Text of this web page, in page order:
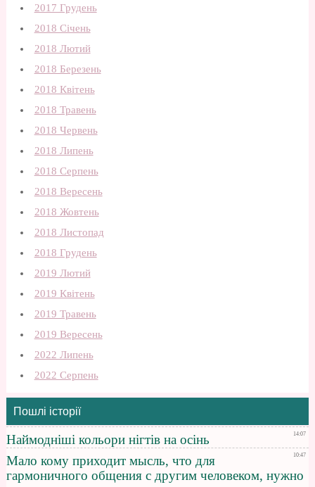
2017 Грудень
2018 Січень
2018 Лютий
2018 Березень
2018 Квітень
2018 Травень
2018 Червень
2018 Липень
2018 Серпень
2018 Вересень
2018 Жовтень
2018 Листопад
2018 Грудень
2019 Лютий
2019 Квітень
2019 Травень
2019 Вересень
2022 Липень
2022 Серпень
Пошлі історії